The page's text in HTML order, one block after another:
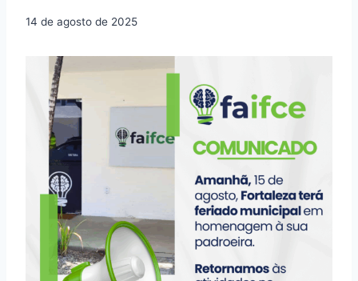
14 de agosto de 2025